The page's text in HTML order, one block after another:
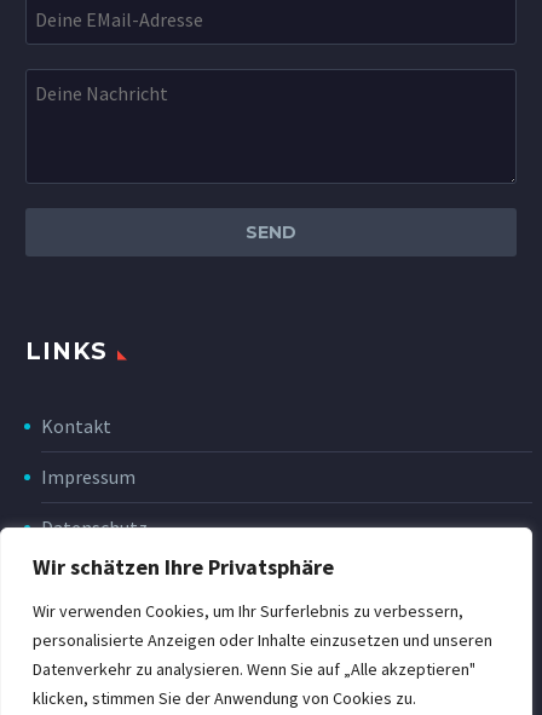
Wir schätzen Ihre Privatsphäre
Wir verwenden Cookies, um Ihr Surferlebnis zu verbessern,
personalisierte Anzeigen oder Inhalte einzusetzen und unseren
Datenverkehr zu analysieren. Wenn Sie auf „Alle akzeptieren"
klicken, stimmen Sie der Anwendung von Cookies zu.
LINKS
Kontakt
Impressum
Datenschutz
Disclaimer
Rückgabe & Erstattung
POWER Shop v3